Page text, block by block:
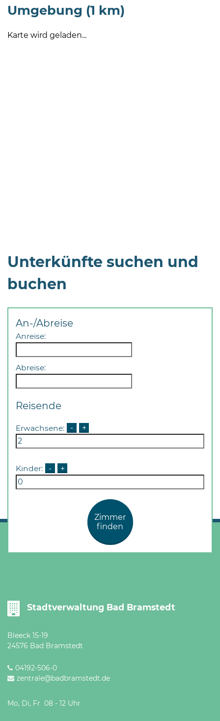
Uhr
14
Umgebung (1 km)
Karte wird geladen...
Unterkünfte suchen und
buchen
An-/Abreise
Anreise:
Abreise:
Reisende
Erwachsene: - +
Kinder: - +
Zimmer
finden
Stadtverwaltung Bad Bramstedt
Bleeck 15-19
24576 Bad Bramstedt
04192-506-0
zentrale@badbramstedt.de
Mo, Di, Fr 08 - 12 Uhr